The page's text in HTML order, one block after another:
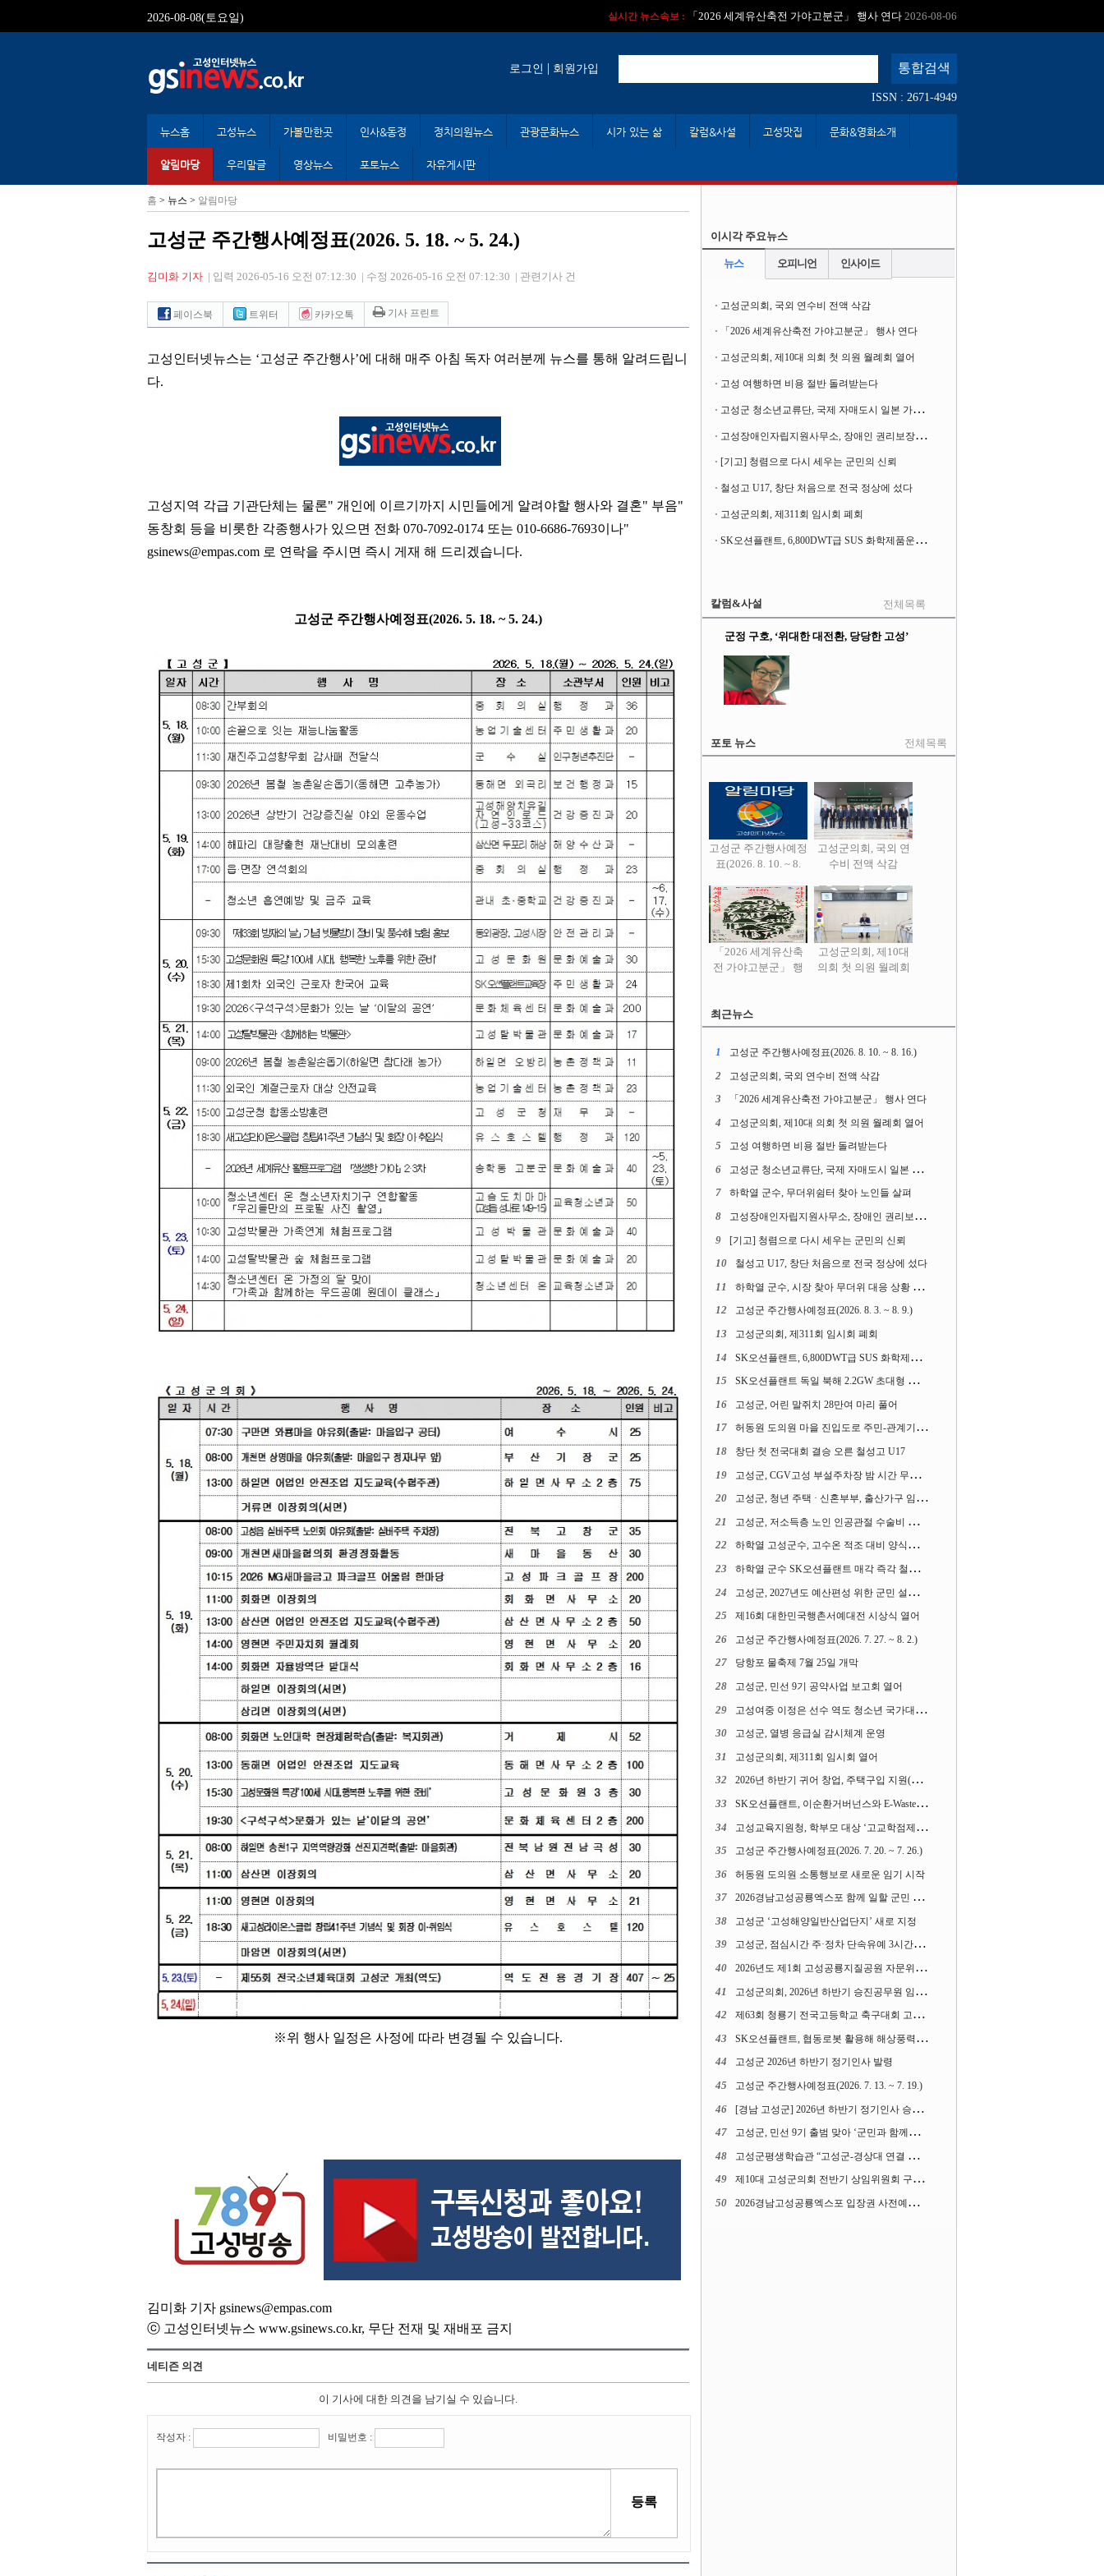
2026-08-08(토요일) 실시간 뉴스속보 : 「2026 세계유산축전 가야고분군」 행사 연다 2026-08-06
로그인 | 회원가입
ISSN : 2671-4949
뉴스홈 고성뉴스 가볼만한곳 인사&동정 정치의원뉴스 관광문화뉴스 시가 있는 삶 칼럼&사설 고성맛집 문화&영화소개
알림마당 우리말글 영상뉴스 포토뉴스 자유게시판
홈 > 뉴스 > 알림마당
고성군 주간행사예정표(2026. 5. 18. ~ 5. 24.)
김미화 기자 입력 2026-05-16 오전 07:12:30 수정 2026-05-16 오전 07:12:30 관련기사 건
페이스북 트위터 카카오톡 기사 프린트
고성인터넷뉴스는 ‘고성군 주간행사’에 대해 매주 아침 독자 여러분께 뉴스를 통해 알려드립니
다.
고성지역 각급 기관단체는 물론" 개인에 이르기까지 시민들에게 알려야할 행사와 결혼" 부음"
동창회 등을 비롯한 각종행사가 있으면 전화 070-7092-0174 또는 010-6686-7693이나"
gsinews@empas.com 로 연락을 주시면 즉시 게재 해 드리겠습니다.
고성군 주간행사예정표(2026. 5. 18. ~ 5. 24.)
※위 행사 일정은 사정에 따라 변경될 수 있습니다.
김미화 기자 gsinews@empas.com
ⓒ 고성인터넷뉴스 www.gsinews.co.kr, 무단 전재 및 재배포 금지
네티즌 의견
이 기사에 대한 의견을 남기실 수 있습니다.
작성자 : 비밀번호 :
이시각 주요뉴스
뉴스 오피니언 인사이드
고성군의회, 국외 연수비 전액 삭감
「2026 세계유산축전 가야고분군」 행사 연다
고성군의회, 제10대 의회 첫 의원 월례회 열어
고성 여행하면 비용 절반 돌려받는다
고
성군 청소년교류단, 국제 자매도시 일본 가사오카시 찾아
고
성장애인자립지원사무소, 장애인 권리보장 촉구 1인 시위 벌여
[기고] 청렴으로 다시 세우는 군민의 신뢰
철성고 U17, 창단 처음으로 전국 정상에 섰다
고성군의회, 제311회 임시회 폐회
S
K오션플랜트, 6,800DWT급 SUS 화학제품운반선 2척 수주
칼럼&사설 전체목록
군정 구호, ‘위대한 대전환, 당당한 고성’
포토 뉴스 전체목록
고성군 주간행사예정
표(2026. 8. 10. ~ 8.
고성군의회, 국외 연
수비 전액 삭감
「2026 세계유산축
전 가야고분군」 행
고성군의회, 제10대
의회 첫 의원 월례회
최근뉴스
1 고성군 주간행사예정표(2026. 8. 10. ~ 8. 16.)
2 고성군의회, 국외 연수비 전액 삭감
3 「2026 세계유산축전 가야고분군」 행사 연다
4 고성군의회, 제10대 의회 첫 의원 월례회 열어
5 고성 여행하면 비용 절반 돌려받는다
6 고성군 청소년교류단, 국제 자매도시 일본 가사오카시 찾아
7 하학열 군수, 무더위쉼터 찾아 노인들 살펴
8 고성장애인자립지원사무소, 장애인 권리보장 촉구 1인 시위 벌여
9 [기고] 청렴으로 다시 세우는 군민의 신뢰
10 철성고 U17, 창단 처음으로 전국 정상에 섰다
11 하학열 군수, 시장 찾아 무더위 대응 상황 살펴
12 고성군 주간행사예정표(2026. 8. 3. ~ 8. 9.)
13 고성군의회, 제311회 임시회 폐회
14 SK오션플랜트, 6,800DWT급 SUS 화학제품운반선 2척 수주
15 SK오션플랜트 독일 북해 2.2GW 초대형 해상변전소 하부구조물 수주
16 고성군, 어린 말쥐치 28만여 마리 풀어
17 허동원 도의원 마을 진입도로 주민-관계기관과 함께 간담회 열어
18 창단 첫 전국대회 결승 오른 철성고 U17
19 고성군, CGV고성 부설주차장 밤 시간 무료 개방한다
20 고성군, 청년 주택 · 신혼부부, 출산가구 임차보증금 대출이자 지원사업 시행
21 고성군, 저소득층 노인 인공관절 수술비 지원사업 계속 추진
22 하학열 고성군수, 고수온 적조 대비 양식장 현장점검
23 하학열 군수 SK오션플랜트 매각 즉각 철회 촉구 기자회견 열어
24 고성군, 2027년도 예산편성 위한 군민 설문조사 실시
25 제16회 대한민국행촌서예대전 시상식 열어
26 고성군 주간행사예정표(2026. 7. 27. ~ 8. 2.)
27 당항포 물축제 7월 25일 개막
28 고성군, 민선 9기 공약사업 보고회 열어
29 고성여중 이정은 선수 역도 청소년 국가대표에 뽑혀
30 고성군, 열병 응급실 감시체계 운영
31 고성군의회, 제311회 임시회 열어
32 2026년 하반기 귀어 창업, 주택구입 지원(융자) 사업대상자 모집
33 SK오션플랜트, 이순환거버넌스와 E-Waste Zero 업무협약
34 고성교육지원청, 학부모 대상 ‘고교학점제와 대입제도 설명회’ 열어
35 고성군 주간행사예정표(2026. 7. 20. ~ 7. 26.)
36 허동원 도의원 소통행보로 새로운 임기 시작
37 2026경남고성공룡엑스포 함께 일할 군민 모집
38 고성군 ‘고성해양일반산업단지’ 새로 지정
39 고성군, 점심시간 주·정차 단속유예 3시간으로 확대
40 2026년도 제1회 고성공룡지질공원 자문위원회 열어
41 고성군의회, 2026년 하반기 승진공무원 임용장 수여
42 제63회 청룡기 전국고등학교 축구대회 고성서 열린다
43 SK오션플랜트, 협동로봇 활용해 해상풍력 생산 혁신 속도 낸다
44 고성군 2026년 하반기 정기인사 발령
45 고성군 주간행사예정표(2026. 7. 13. ~ 7. 19.)
46 [경남 고성군] 2026년 하반기 정기인사 승진심사 결과
47 고성군, 민선 9기 출범 맞아 ‘군민과 함께하는 대전환 소통간담회’ 열어
48 고성군평생학습관 “고성군-경상대 연결 평생교육” 운영
49 제10대 고성군의회 전반기 상임위원회 구성 완료
50 2026경남고성공룡엑스포 입장권 사전예매 시작